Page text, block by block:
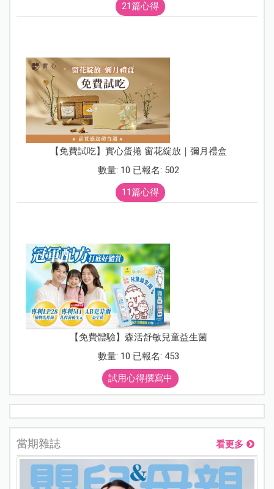
21篇心得
【免費試吃】實心蛋捲 窗花綻放｜彌月禮盒
數量: 10 已報名: 502
11篇心得
【免費體驗】森活舒敏兒童益生菌
數量: 10 已報名: 453
試用心得撰寫中
當期雜誌 看更多